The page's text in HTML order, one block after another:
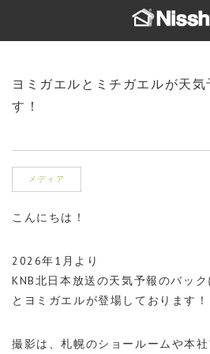
ヨミガエルとミチガエルが天気
す！
メディア
こんにちは！
2026年1月より
KNB北日本放送の天気予報のバッ
とヨミガエルが登場しております！
撮影は、札幌のショールームや本